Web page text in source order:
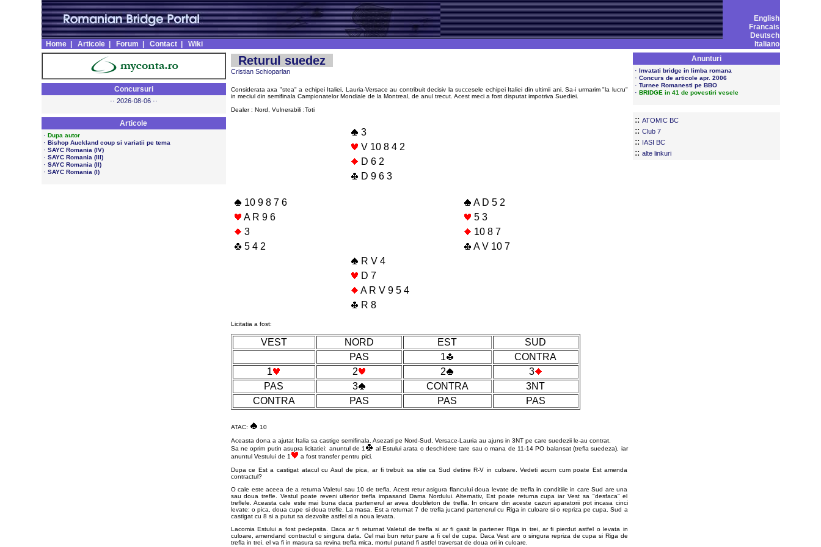
English
Francais
Deutsch
Italiano
Home| Articole| Forum Contact| Wiki
Concursuri
·· 2026-08-06 ··
Articole
· Dupa autor
· Bishop Auckland coup si variatii pe tema
· SAYC Romania (IV)
· SAYC Romania (III)
· SAYC Romania (II)
· SAYC Romania (I)
Returul suedez
Cristian Schioparlan
Considerata axa "stea" a echipei Italiei, Lauria-Versace au contribuit decisiv la succesele echipei Italiei din ultimii ani. Sa-i urmarim "la lucru"
in meciul din semifinala Campionatelor Mondiale de la Montreal, de anul trecut. Acest meci a fost disputat impotriva Suediei.
Dealer : Nord, Vulnerabili :Toti
3
V 10 8 4 2
D 6 2
D 9 6 3
10 9 8 7 6
A D 5 2
A R 9 6
5 3
3
10 8 7
5 4 2
A V 10 7
R V 4
D 7
A R V 9 5 4
R 8
Licitatia a fost:
VEST NORD EST
SUD
PAS
1
CONTRA
1
2 2
3
PAS
3 CONTRA
3NT
CONTRA
PAS PAS PAS
ATAC:
10
Aceasta dona a ajutat Italia sa castige semifinala. Asezati pe Nord-Sud, Versace-Lauria au ajuns in 3NT pe care suedezii le-au contrat.
Sa ne oprim putin asupra licitatiei: anuntul de 1
al Estului arata o deschidere tare sau o mana de 11-14 PO balansat (trefla suedeza), iar
anuntul Vestului de 1
a fost transfer pentru pici.
Dupa ce Est a castigat atacul cu Asul de pica, ar fi trebuit sa stie ca Sud detine R-V in culoare. Vedeti acum cum poate Est amenda
contractul?
O cale este aceea de a returna Valetul sau 10 de trefla. Acest retur asigura flancului doua levate de trefla in conditiile in care Sud are una
sau doua trefle. Vestul poate reveni ulterior trefla impasand Dama Nordului. Alternativ, Est poate returna cupa iar Vest sa "desfaca" el
treflele. Aceasta cale este mai buna daca partenerul ar avea doubleton de trefla. In oricare din aceste cazuri aparatorii pot incasa cinci
levate: o pica, doua cupe si doua trefle. La masa, Est a returnat 7 de trefla jucand partenerul cu Riga in culoare si o repriza pe cupa. Sud a
castigat cu 8 si a putut sa dezvolte astfel si a noua levata.
Lacomia Estului a fost pedepsita. Daca ar fi returnat Valetul de trefla si ar fi gasit la partener Riga in trei, ar fi pierdut astfel o levata in
culoare, amendand contractul o singura data. Cel mai bun retur pare a fi cel de cupa. Daca Vest are o singura repriza de cupa si Riga de
trefla in trei, el va fi in masura sa revina trefla mica, mortul putand fi astfel traversat de doua ori in culoare.
Anunturi
· Invatati bridge in limba romana
· Concurs de articole apr. 2006
· Turnee Romanesti pe BBO
· BRIDGE in 41 de povestiri vesele
:: ATOMIC BC
:: Club 7
:: IASI BC
:: alte linkuri